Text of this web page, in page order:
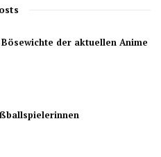
der aktuellen Anime